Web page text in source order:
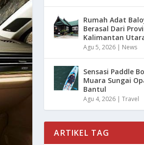
Rumah Adat
Berasal Dari
Kalimantan
Agu 5, 2026 | News
Sensasi Paddle
Muara Sungai
Bantul
Agu 4, 2026 |Travel
ARTIKEL TAG